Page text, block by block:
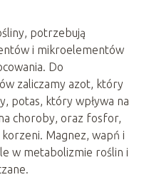
potrzebują
i mikroelementów
Do
zaliczamy azot, który
potas, który wpływa na
choroby, oraz fosfor,
Magnez, wapń i
w metabolizmie roślin i